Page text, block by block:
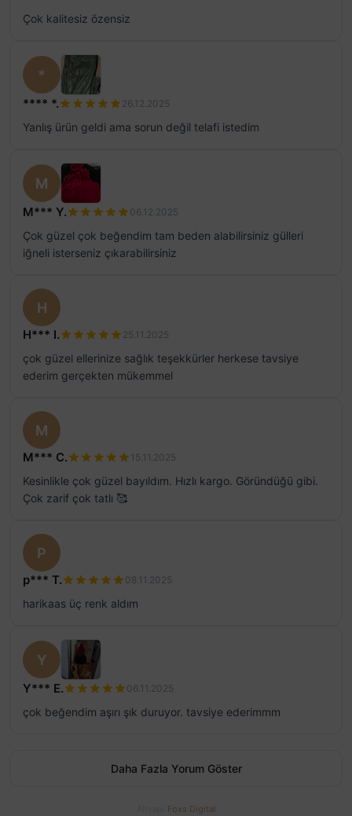
Çok kalitesiz özensiz
*
**** *. 26.12.2025
Yanlış ürün geldi ama sorun değil telafi istedim
M
M*** Y. 06.12.2025
Çok güzel çok beğendim tam beden alabilirsiniz gülleri
iğneli isterseniz çıkarabilirsiniz
H
H*** I. 25.11.2025
çok güzel ellerinize sağlık teşekkürler herkese tavsiye
ederim gerçekten mükemmel
M
M*** C. 15.11.2025
Kesinlikle çok güzel bayıldım. Hızlı kargo. Göründüğü gibi.
Çok zarif çok tatlı 🥰
P
p*** T. 08.11.2025
harikaas üç renk aldım
Y
Y*** E. 06.11.2025
çok beğendim aşırı şık duruyor. tavsiye ederimmm
Daha Fazla Yorum Göster
Foxs Digital